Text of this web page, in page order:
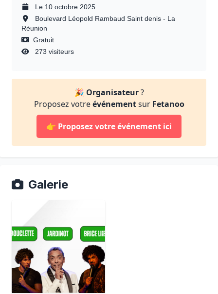
Le 10 octobre 2025
Boulevard Léopold Rambaud Saint denis - La
Réunion
Gratuit
273 visiteurs
🎉 Organisateur?
Proposez votreévénementsur Fetanoo
👉 Proposez votre événement ici
Galerie